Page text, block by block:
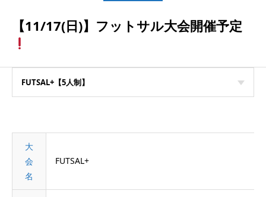
【11/17(日)】フットサル大会開催予定
FUTSAL+【5人制】
大
会
名
FUTSAL+